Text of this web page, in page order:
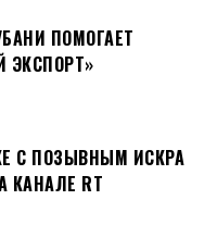
ПОМОГАЕТ
ЭКСПОРТ»
С ПОЗЫВНЫМ ИСКРА
RT